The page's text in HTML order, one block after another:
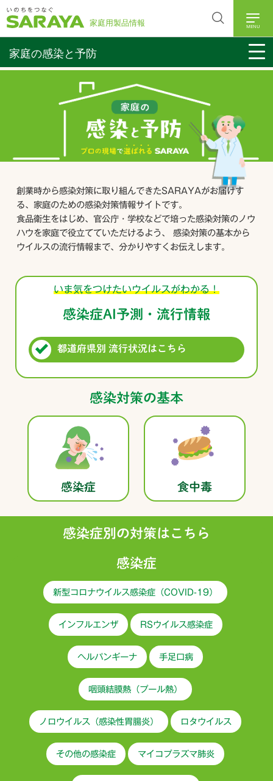
MENU
家庭の感染と予防
創業時から感染対策に取り組んできたSARAYAがお届けす
る、家庭のための感染対策情報サイトです。
食品衛生をはじめ、官公庁・学校などで培った感染対策のノウ
ハウを家庭で役立てていただけるよう、
感染対策の基本から
ウイルスの流行情報まで、分かりやすくお伝えします。
いま気をつけたいウイルスがわかる！
感染症AI予測・流行情報
都道府県別 流行状況はこちら
感染対策の基本
感染症 食中毒
感染症別の対策はこちら
感染症
新型コロナウイルス感染症（COVID-19）
インフルエンザ RSウイルス感染症
ヘルパンギーナ 手足口病
咽頭結膜熱（プール熱）
ノロウイルス（感染性胃腸炎） ロタウイルス
その他の感染症 マイコプラズマ肺炎